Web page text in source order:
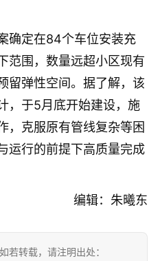
确定在84个车位安装充
范围，数量远超小区现有
留弹性空间。据了解，该
，于5月底开始建设，施
，克服原有管线复杂等困
运行的前提下高质量完成
编辑：朱曦东
若转载，请注明出处：